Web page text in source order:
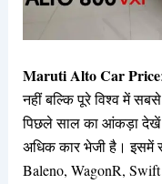
Maruti Alto Car Price
नहीं बल्कि पूरे विश्व में
पिछले साल का आंकड़ा देखें
अधिक कार भेजी है। इसमें
Baleno, WagonR,